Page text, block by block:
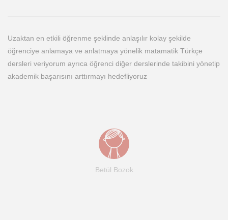
Uzaktan en etkili öğrenme şeklinde anlaşılır kolay şekilde
öğrenciye anlamaya ve anlatmaya yönelik matamatik Türkçe
dersleri veriyorum ayrıca öğrenci diğer derslerinde takibini yönetip
akademik başarısını arttırmayı hedefliyoruz
Betül Bozok